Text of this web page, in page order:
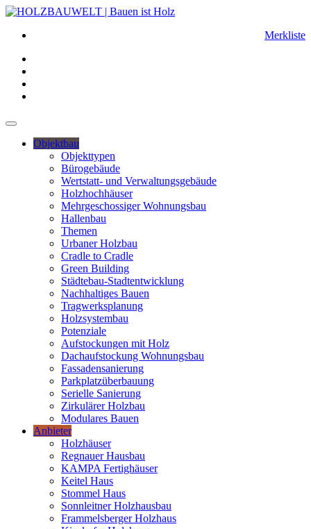
Merkliste
Objektbau
Objekttypen
Bürogebäude
Wertstatt- und Verwaltungsgebäude
Holzhochhäuser
Mehrgeschossiger Wohnungsbau
Hallenbau
Themen
Urbaner Holzbau
Cradle to Cradle
Green Building
Städtebau-Stadtentwicklung
Nachhaltiges Bauen
Tragwerksplanung
Holzsystembau
Potenziale
Aufstockungen mit Holz
Dachaufstockung Wohnungsbau
Fassadensanierung
Parkplatzüberbauung
Serielle Sanierung
Zirkulärer Holzbau
Modulares Bauen
Anbieter
Holzhäuser
Regnauer Hausbau
KAMPA Fertighäuser
Keitel Haus
Stommel Haus
Sonnleitner Holzhausbau
Frammelsberger Holzhaus